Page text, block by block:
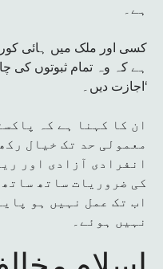
ہے۔
ہے کہ وہ تمام ثبوتوں کی
اجازت دیں۔‘
ان کا کہنا ہے کہ
معمولی حد تک خیال
انفرادی آزادی اور
کی ضروریات ساتھ
اب تک عمل نہیں ہو
نہیں ہوئے۔